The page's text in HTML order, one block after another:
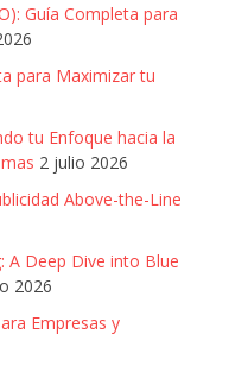
Guía Completa para
para Maximizar tu
tu Enfoque hacia la
2 julio 2026
Above-the-Line
A Deep Dive into Blue
2026
Empresas y